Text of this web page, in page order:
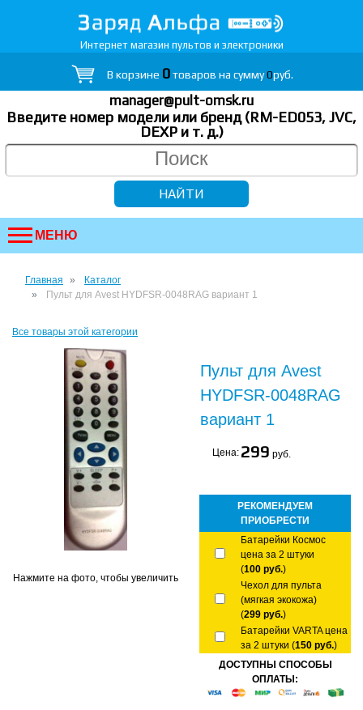
Интернет магазин пультов и электроники
В корзине 0товаров на сумму0руб.
manager@pult-omsk.ru
Введите номер модели или бренд (RM-ED053, JVC,
DEXP и т. д.)
МЕНЮ
Главная
Каталог
Пульт для Avest HYDFSR-0048RAG вариант 1
Все товары этой категории
Нажмите на фото, чтобы увеличить
Пульт для Avest
HYDFSR-0048RAG
вариант 1
Цена: 299 руб.
РЕКОМЕНДУЕМ
ПРИОБРЕСТИ
Батарейки Космос
цена за 2 штуки
(100 руб.)
Чехол для пульта
(мягкая экокожа)
(299 руб.)
Батарейки VARTA цена
за 2 штуки (150 руб.)
ДОСТУПНЫ СПОСОБЫ
ОПЛАТЫ: